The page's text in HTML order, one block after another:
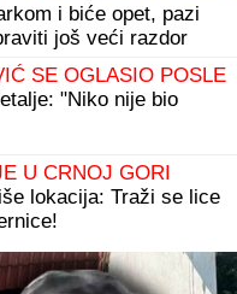
i biće opet, pazi
još veći razdor
SE OGLASIO POSLE
"Niko nije bio
U CRNOJ GORI
lokacija: Traži se lice